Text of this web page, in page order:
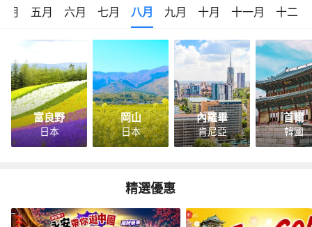
月 五月 六月 七月 八月 九月 十月 十一月 十二月
富良野
日本
岡山
日本
內羅畢
肯尼亞
首爾
韓國
精選優惠